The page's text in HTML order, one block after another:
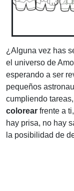
¿Alguna vez has
el universo de
esperando a ser
pequeños
cumpliendo
colorear frente a
hay prisa, no hay
la posibilidad de